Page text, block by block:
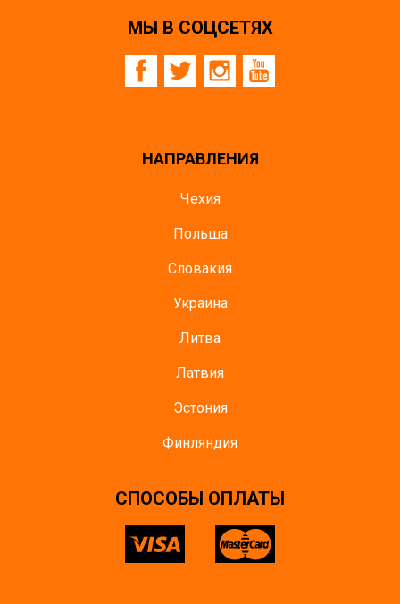
МЫ В СОЦСЕТЯХ
НАПРАВЛЕНИЯ
Чехия
Польша
Словакия
Украина
Литва
Латвия
Эстония
Финляндия
CПОСОБЫ ОПЛАТЫ